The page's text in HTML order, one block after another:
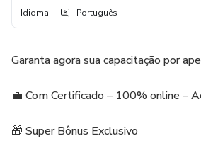
Idioma: Português
Garanta agora sua capacitação por
💼 Com Certificado – 100% online –
🎁 Super Bônus Exclusivo